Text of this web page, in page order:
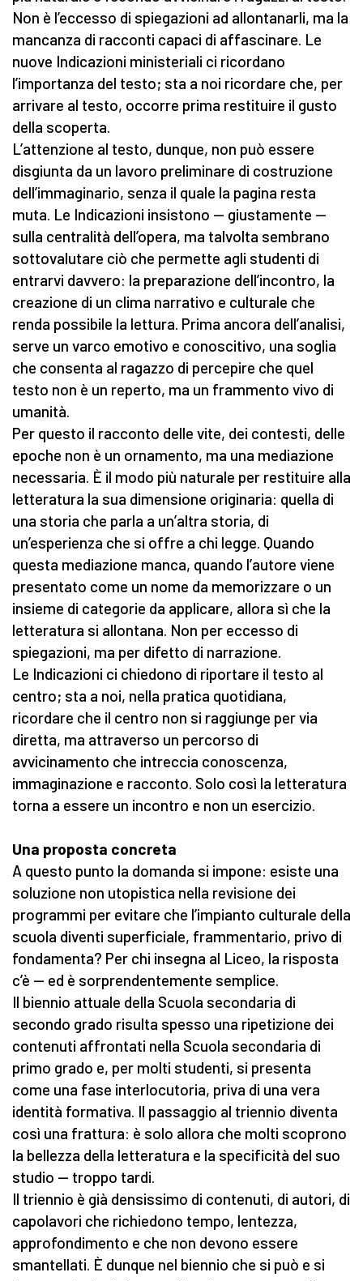
Non è l’eccesso di spiegazioni ad allontanarli, ma la
mancanza di racconti capaci di affascinare. Le
nuove Indicazioni ministeriali ci ricordano
l’importanza del testo; sta a noi ricordare che, per
arrivare al testo, occorre prima restituire il gusto
della scoperta.
L’attenzione al testo, dunque, non può essere
disgiunta da un lavoro preliminare di costruzione
dell’immaginario, senza il quale la pagina resta
muta. Le Indicazioni insistono — giustamente —
sulla centralità dell’opera, ma talvolta sembrano
sottovalutare ciò che permette agli studenti di
entrarvi davvero: la preparazione dell’incontro, la
creazione di un clima narrativo e culturale che
renda possibile la lettura. Prima ancora dell’analisi,
serve un varco emotivo e conoscitivo, una soglia
che consenta al ragazzo di percepire che quel
testo non è un reperto, ma un frammento vivo di
umanità.
Per questo il racconto delle vite, dei contesti, delle
epoche non è un ornamento, ma una mediazione
necessaria. È il modo più naturale per restituire alla
letteratura la sua dimensione originaria: quella di
una storia che parla a un’altra storia, di
un’esperienza che si offre a chi legge. Quando
questa mediazione manca, quando l’autore viene
presentato come un nome da memorizzare o un
insieme di categorie da applicare, allora sì che la
letteratura si allontana. Non per eccesso di
spiegazioni, ma per difetto di narrazione.
Le Indicazioni ci chiedono di riportare il testo al
centro; sta a noi, nella pratica quotidiana,
ricordare che il centro non si raggiunge per via
diretta, ma attraverso un percorso di
avvicinamento che intreccia conoscenza,
immaginazione e racconto. Solo così la letteratura
torna a essere un incontro e non un esercizio.
Una proposta concreta
A questo punto la domanda si impone: esiste una
soluzione non utopistica nella revisione dei
programmi per evitare che l’impianto culturale della
scuola diventi superficiale, frammentario, privo di
fondamenta? Per chi insegna al Liceo, la risposta
c’è — ed è sorprendentemente semplice.
Il biennio attuale della Scuola secondaria di
secondo grado risulta spesso una ripetizione dei
contenuti affrontati nella Scuola secondaria di
primo grado e, per molti studenti, si presenta
come una fase interlocutoria, priva di una vera
identità formativa. Il passaggio al triennio diventa
così una frattura: è solo allora che molti scoprono
la bellezza della letteratura e la specificità del suo
studio — troppo tardi.
Il triennio è già densissimo di contenuti, di autori, di
capolavori che richiedono tempo, lentezza,
approfondimento e che non devono essere
smantellati. È dunque nel biennio che si può e si